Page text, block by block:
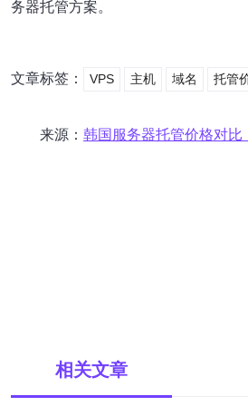
务器托管方案。
文章标签： VPS 主机 域名 托管
来源： 韩国服务器托管价格对比
相关文章